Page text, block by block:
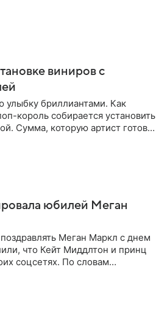
виниров с
улыбку бриллиантами. Как
король собирается установить
Сумма, которую артист готов
юбилей Меган
Меган Маркл с днем
что Кейт Миддлтон и принц
соцсетях. По словам